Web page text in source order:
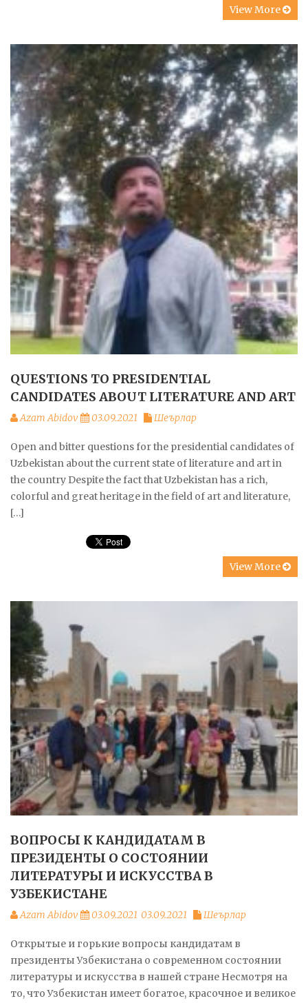
View More
QUESTIONS TO PRESIDENTIAL
CANDIDATES ABOUT LITERATURE AND ART
Azam Abidov 03.09.2021 Шеърлар
Open and bitter questions for the presidential candidates of
Uzbekistan about the current state of literature and art in
the country Despite the fact that Uzbekistan has a rich,
colorful and great heritage in the field of art and literature,
[…]
View More
ВОПРОСЫ К КАНДИДАТАМ В
ПРЕЗИДЕНТЫ О СОСТОЯНИИ
ЛИТЕРАТУРЫ И ИСКУССТВА В
УЗБЕКИСТАНЕ
Azam Abidov 03.09.2021 03.09.2021 Шеърлар
Открытые и горькие вопросы кандидатам в
президенты Узбекистана о современном состоянии
литературы и искусства в нашей стране Несмотря на
то, что Узбекистан имеет богатое, красочное и великое